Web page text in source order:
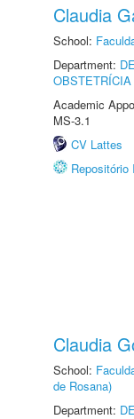
Claudia
School:
Department:
OBSTETRÍCIA
Academic
MS-3.1
CV Lattes
Claudia
School:
de Rosana)
Department: